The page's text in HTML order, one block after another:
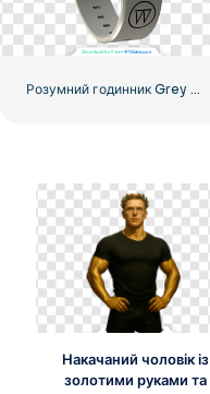
Накачаний чоловік із
золотими руками та